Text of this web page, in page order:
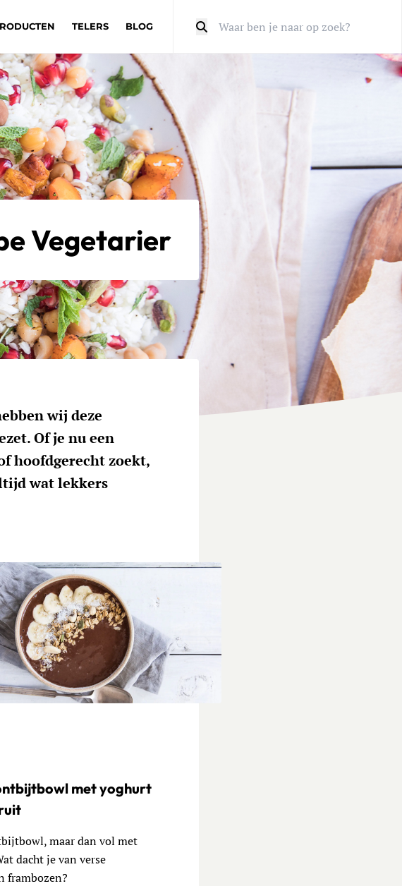
TELERS BLOG
Vegetarier
wij deze
Of je nu een
hoofdgerecht zoekt,
wat lekkers
met yoghurt
maar dan vol met
dacht je van verse
frambozen?